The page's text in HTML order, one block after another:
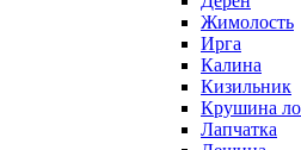
Жимолость
Ирга
Калина
Кизильник
Крушина
Лапчатка